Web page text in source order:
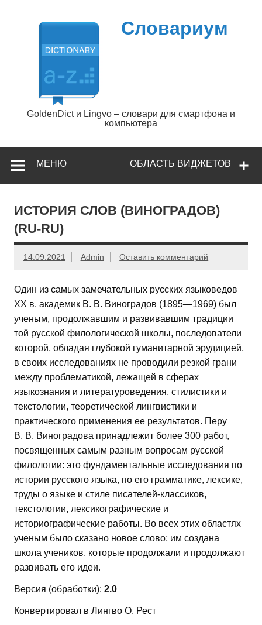
содержимому
Словариум
GoldenDict и Lingvo – словари для смартфона и
компьютера
ОБЛАСТЬ ВИДЖЕТОВ
МЕНЮ
ИСТОРИЯ СЛОВ (ВИНОГРАДОВ)
(RU-RU)
14.09.2021 Admin Оставить комментарий
Один из самых замечательных русских языковедов
XX в. академик В. В. Виноградов (1895—1969) был
ученым, продолжавшим и развивавшим традиции
той русской филологической школы, последователи
которой, обладая глубокой гуманитарной эрудицией,
в своих исследованиях не проводили резкой грани
между проблематикой, лежащей в сферах
языкознания и литературоведения, стилистики и
текстологии, теоретической лингвистики и
практического применения ее результатов. Перу
В. В. Виноградова принадлежит более 300 работ,
посвященных самым разным вопросам русской
филологии: это фундаментальные исследования по
истории русского языка, по его грамматике, лексике,
труды о языке и стиле писателей-классиков,
текстологии, лексикографические и
историографические работы. Во всех этих областях
ученым было сказано новое слово; им создана
школа учеников, которые продолжали и продолжают
развивать его идеи.
Версия (обработки): 2.0
Конвертировал в Лингво О. Рест